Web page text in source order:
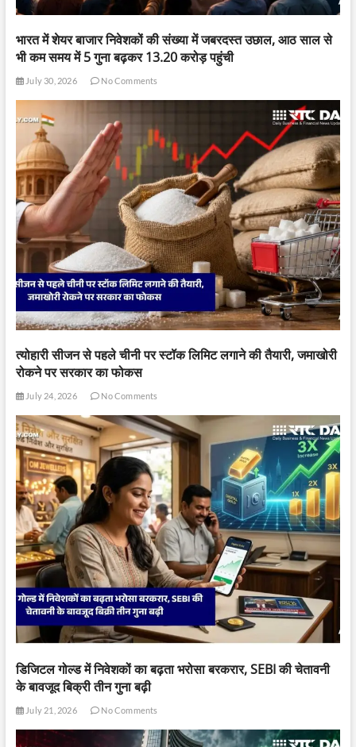
भारत में शेयर बाजार निवेशकों की संख्या में जबरदस्त उछाल, आठ साल से
भी कम समय में 5 गुना बढ़कर 13.20 करोड़ पहुंची
July 30, 2026 No Comments
त्योहारी सीजन से पहले चीनी पर स्टॉक लिमिट लगाने की तैयारी, जमाखोरी
रोकने पर सरकार का फोकस
July 24, 2026 No Comments
डिजिटल गोल्ड में निवेशकों का बढ़ता भरोसा बरकरार, SEBI की चेतावनी
के बावजूद बिक्री तीन गुना बढ़ी
July 21, 2026 No Comments